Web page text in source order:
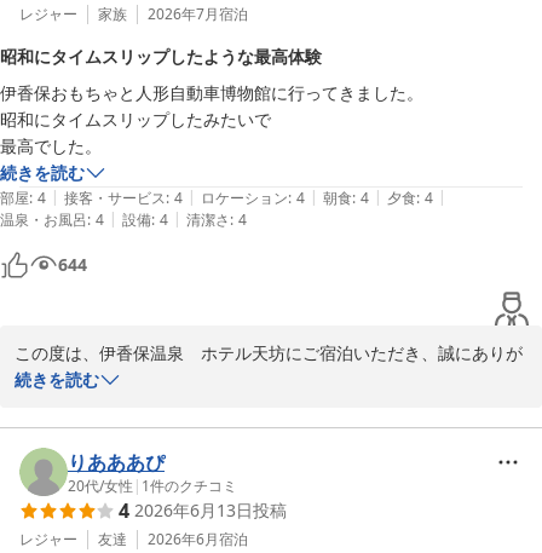
また、フロントスタッフの対応につきまして温かいお言葉をいただ
お二人の素敵な思い出づくりにつながりましたことは、私どもにと
りましても大きな喜びでございます。
これからも特別なひとときを安心してお過ごしいただけるよう、心
を込めたおもてなしに努めてまいります。
お二人の大切な記念日をお手伝いできましたことに感謝申し上げま
す。またのお越しをスタッフ一同、心よりお待ちしております。ご
投稿いただき、誠にありがとうございました。
2026-06-06
レジャー 家族 2026年7月宿泊
昭和にタイムスリップしたような最高体験
伊香保おもちゃと人形自動車博物館に行ってきました。
昭和にタイムスリップしたみたいで
続きを読む
部屋: 4 | 接客・サービス: 4 | ロケーション: 4 | 朝食: 4 | 夕食: 4 |
温泉・お風呂: 4 | 設備: 4 | 清潔さ: 4
644
この度は、伊香保温泉　ホテル天坊にご宿泊いただき、誠にありが
とうございます。
伊香保周辺の観光はいかがでしたでしょうか。
伊香保おもちゃと人形自動車博物館は、昭和の懐かしい雰囲気や貴
重な展示が楽しめる、当館周辺でも大変人気のあるスポットでござ
います。タイムスリップしたような最高な体験をされたとのこと、
私共も嬉しく拝読いたしました。
続きを読む
りあああぴ
20代/女性 | 1件のクチコミ
4 2026年6月13日投稿
レジャー 友達 2026年6月宿泊